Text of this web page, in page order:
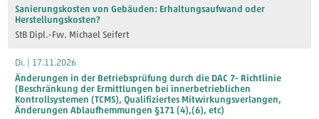
Sanierungskosten von Gebäuden: Erhaltungsaufwand oder
Herstellungskosten?
StB Dipl.-Fw. Michael Seifert
Di. | 17.11.2026
Änderungen in der Betriebsprüfung durch die DAC 7- Richtlinie
(Beschränkung der Ermittlungen bei innerbetrieblichen
Kontrollsystemen (TCMS), Qualifiziertes Mitwirkungsverlangen,
Änderungen Ablaufhemmungen §171 (4),(6), etc)